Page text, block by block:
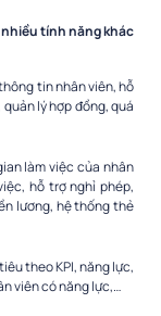
nhiều tính năng khác
tin nhân viên, hỗ
lý hợp đồng, quá
làm việc của nhân
hỗ trợ nghỉ phép,
lương, hệ thống thẻ
theo KPI, năng lực,
viên có năng lực,…